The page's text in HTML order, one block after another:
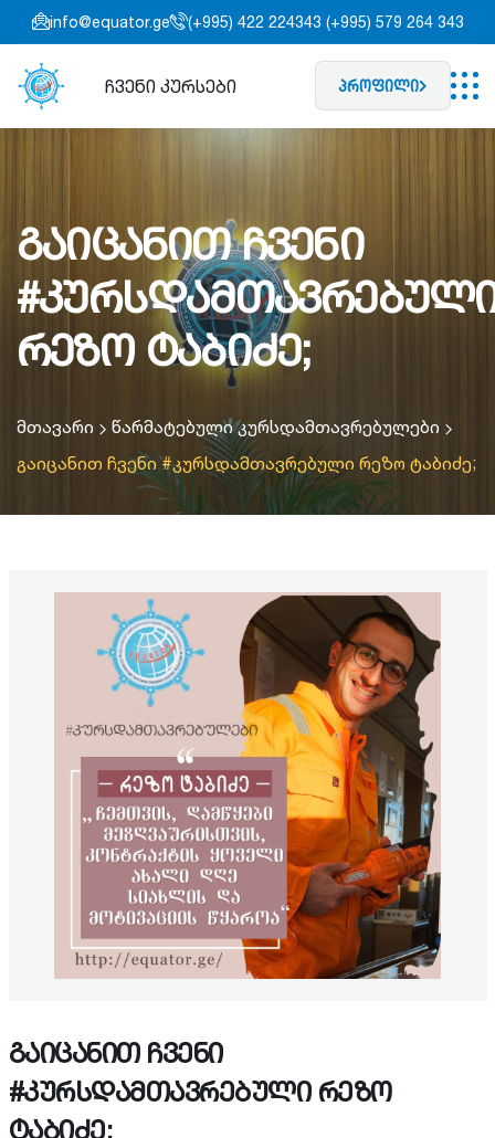
info@equator.ge (+995) 422 224343 (+995) 579 264 343
ჩვენი კურსები პროფილი
გაიცანით ჩვენი
რეზო ტაბიძე;
მთავარი
წარმატებული კურსდამთავრებულები
გაიცანით ჩვენი #კურსდამთავრებული რეზო ტაბიძე;
გაიცანით ჩვენი
#კურსდამთავრებული რეზო
ტაბიძე;